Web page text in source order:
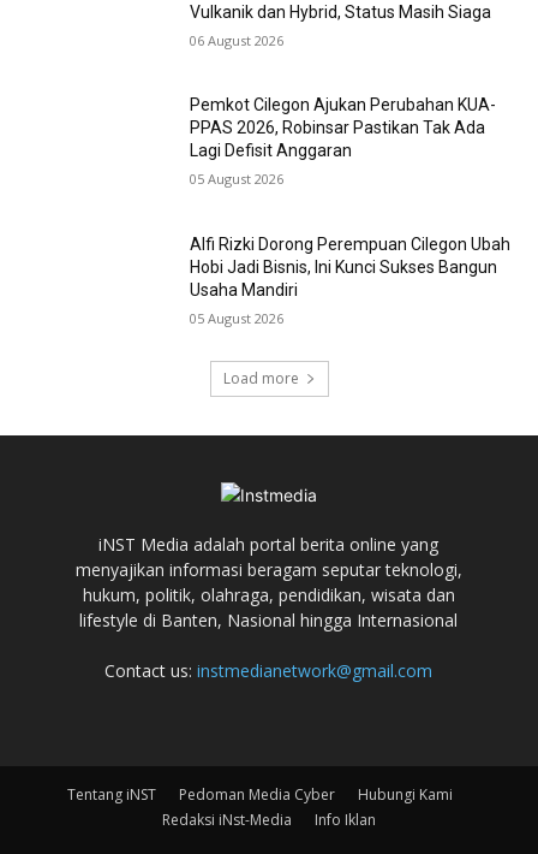
Vulkanik dan Hybrid, Status Masih Siaga
06 August 2026
Pemkot Cilegon Ajukan Perubahan KUA-
PPAS 2026, Robinsar Pastikan Tak Ada
Lagi Defisit Anggaran
05 August 2026
Alfi Rizki Dorong Perempuan Cilegon Ubah
Hobi Jadi Bisnis, Ini Kunci Sukses Bangun
Usaha Mandiri
05 August 2026
Load more
iNST Media adalah portal berita online yang
menyajikan informasi beragam seputar teknologi,
hukum, politik, olahraga, pendidikan, wisata dan
lifestyle di Banten, Nasional hingga Internasional
Contact us:instmedianetwork@gmail.com
Tentang iNST Pedoman Media Cyber
Hubungi Kami
Redaksi iNst-Media
Info Iklan